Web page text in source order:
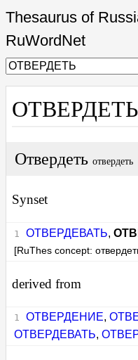
Thesaurus of
RuWordNet
ОТВЕРДЕТЬ
Отвердеть отвердеть
Synset
ОТВЕРДЕВАТЬ,
[RuThes concept:
derived from
ОТВЕРДЕНИЕ,
ОТВЕРДЕВАТЬ,